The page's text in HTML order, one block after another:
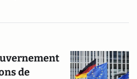
de